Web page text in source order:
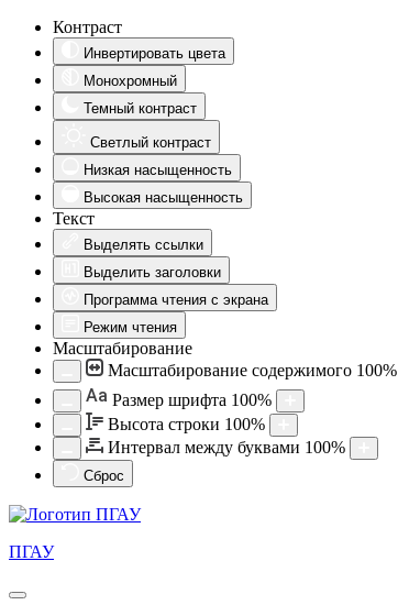
Контраст
Инвертировать цвета
Монохромный
Темный контраст
Светлый контраст
Низкая насыщенность
Высокая насыщенность
Текст
Выделять ссылки
Выделить заголовки
Программа чтения с экрана
Режим чтения
Масштабирование
Масштабирование содержимого 100%
Aa Размер шрифта 100%
Высота строки 100%
Интервал между буквами 100%
Сброс
ПГАУ